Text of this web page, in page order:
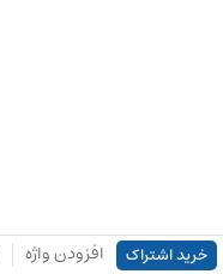
خرید اشتراک افزودن واژه